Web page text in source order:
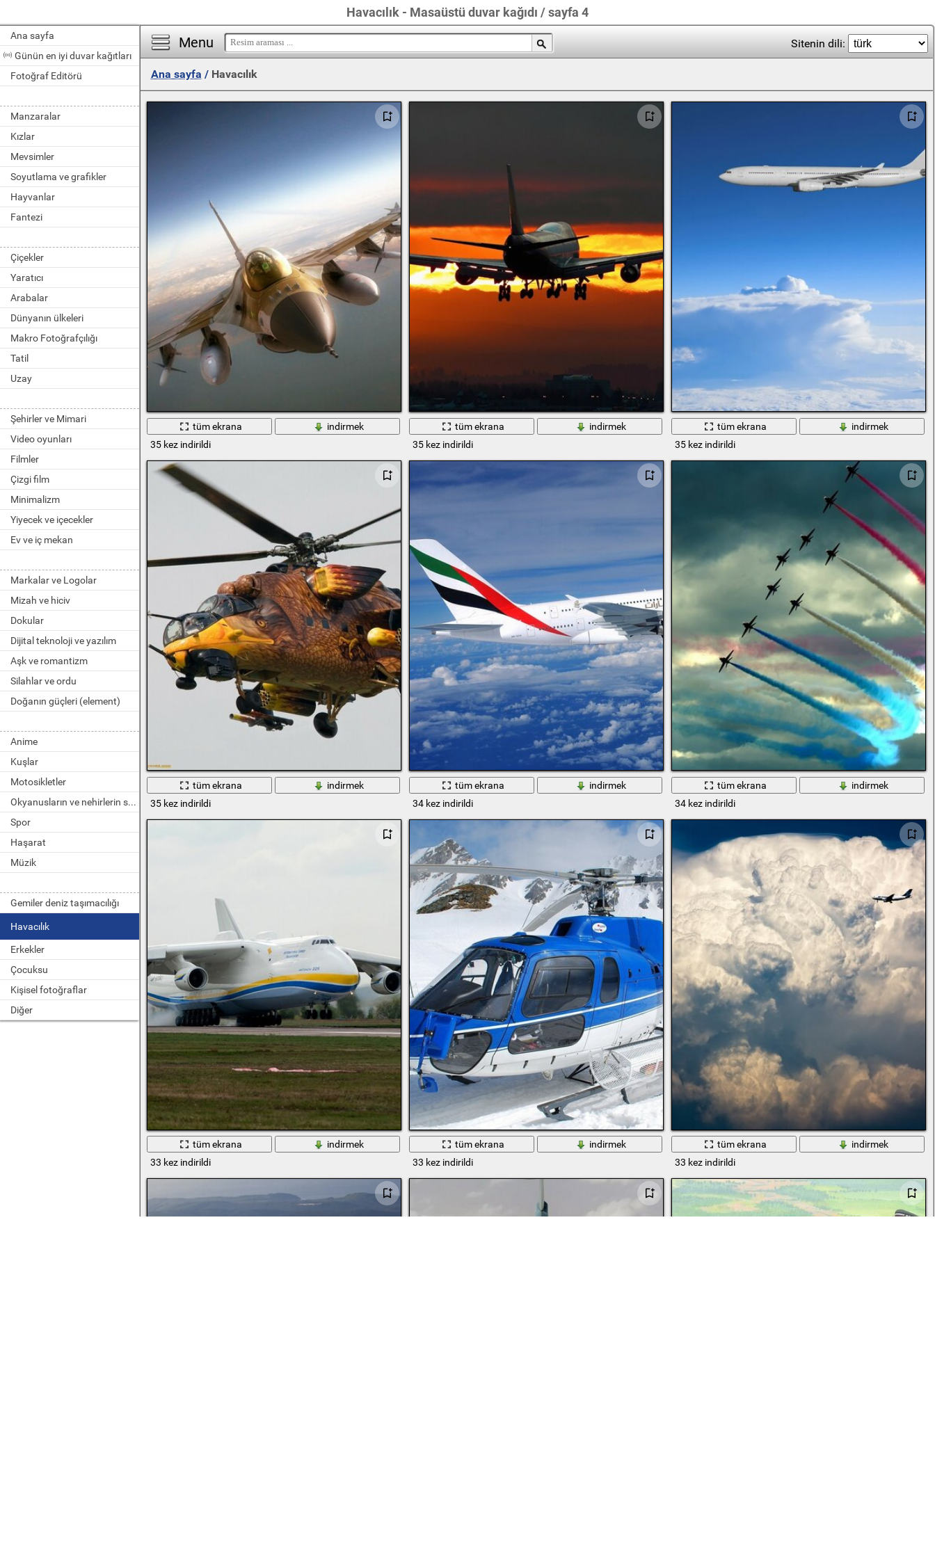
Havacılık - Masaüstü duvar kağıdı / sayfa 4
Ana sayfa
Günün en iyi duvar kağıtları
Fotoğraf Editörü
Manzaralar
Kızlar
Mevsimler
Soyutlama ve grafikler
Hayvanlar
Fantezi
Çiçekler
Yaratıcı
Arabalar
Dünyanın ülkeleri
Makro Fotoğrafçılığı
Tatil
Uzay
Şehirler ve Mimari
Video oyunları
Filmler
Çizgi film
Minimalizm
Yiyecek ve içecekler
Ev ve iç mekan
Markalar ve Logolar
Mizah ve hiciv
Dokular
Dijital teknoloji ve yazılım
Aşk ve romantizm
Silahlar ve ordu
Doğanın güçleri (element)
Anime
Kuşlar
Motosikletler
Okyanusların ve nehirlerin sakinleri
Spor
Haşarat
Müzik
Gemiler deniz taşımacılığı
Havacılık
Erkekler
Çocuksu
Kişisel fotoğraflar
Diğer
Menu Sitenin dili:
Ana sayfa / Havacılık
tüm ekrana
indirmek
35 kez indirildi
tüm ekrana
indirmek
35 kez indirildi
tüm ekrana
indirmek
35 kez indirildi
tüm ekrana
indirmek
35 kez indirildi
tüm ekrana
indirmek
34 kez indirildi
tüm ekrana
indirmek
34 kez indirildi
tüm ekrana
indirmek
33 kez indirildi
tüm ekrana
indirmek
33 kez indirildi
tüm ekrana
indirmek
33 kez indirildi